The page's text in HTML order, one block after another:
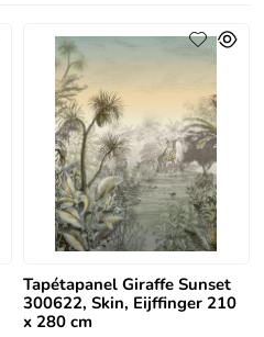
Tapétapanel Giraffe Sunset
300622, Skin, Eijffinger 210
x 280 cm